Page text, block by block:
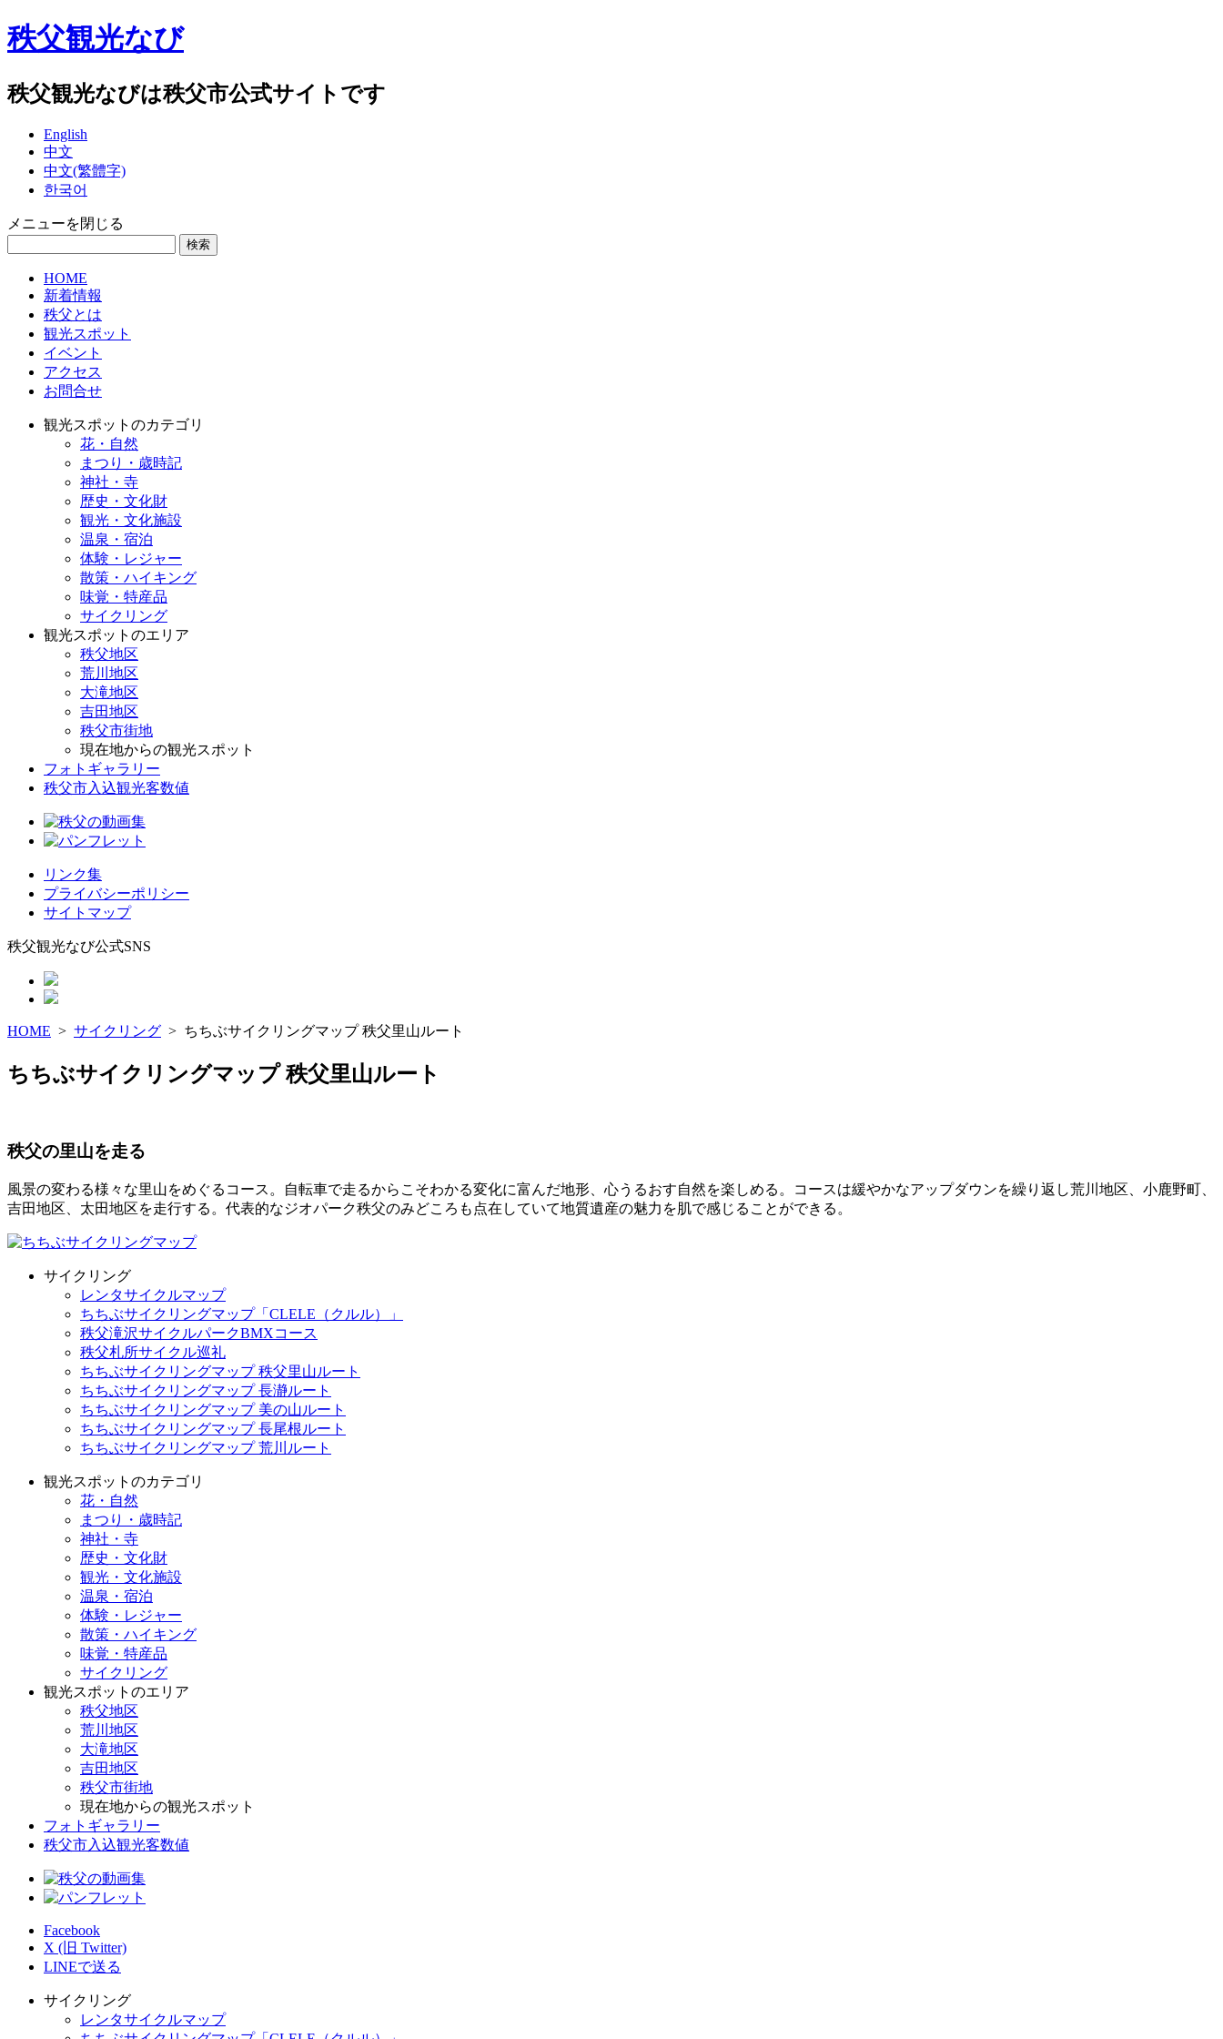
秩父観光なび
秩父観光なびは秩父市公式サイトです
English
中文
中文(繁體字)
한국어
メニューを閉じる
HOME
新着情報
秩父とは
観光スポット
イベント
アクセス
お問合せ
観光スポットのカテゴリ
花・自然
まつり・歳時記
神社・寺
歴史・文化財
観光・文化施設
温泉・宿泊
体験・レジャー
散策・ハイキング
味覚・特産品
サイクリング
観光スポットのエリア
秩父地区
荒川地区
大滝地区
吉田地区
秩父市街地
現在地からの観光スポット
フォトギャラリー
秩父市入込観光客数値
リンク集
プライバシーポリシー
サイトマップ
秩父観光なび公式SNS
HOME > サイクリング > ちちぶサイクリングマップ 秩父里山ルート
ちちぶサイクリングマップ 秩父里山ルート
秩父の里山を走る
風景の変わる様々な里山をめぐるコース。自転車で走るからこそわかる変化に富んだ地形、心うるおす自然を楽しめる。コースは緩やかなアップダウンを繰り返し荒川地区、小鹿野町、
吉田地区、太田地区を走行する。代表的なジオパーク秩父のみどころも点在していて地質遺産の魅力を肌で感じることができる。
サイクリング
レンタサイクルマップ
ちちぶサイクリングマップ「CLELE（クルル）」
秩父滝沢サイクルパークBMXコース
秩父札所サイクル巡礼
ちちぶサイクリングマップ 秩父里山ルート
ちちぶサイクリングマップ 長瀞ルート
ちちぶサイクリングマップ 美の山ルート
ちちぶサイクリングマップ 長尾根ルート
ちちぶサイクリングマップ 荒川ルート
観光スポットのカテゴリ
花・自然
まつり・歳時記
神社・寺
歴史・文化財
観光・文化施設
温泉・宿泊
体験・レジャー
散策・ハイキング
味覚・特産品
サイクリング
観光スポットのエリア
秩父地区
荒川地区
大滝地区
吉田地区
秩父市街地
現在地からの観光スポット
フォトギャラリー
秩父市入込観光客数値
Facebook
X (旧 Twitter)
LINEで送る
サイクリング
レンタサイクルマップ